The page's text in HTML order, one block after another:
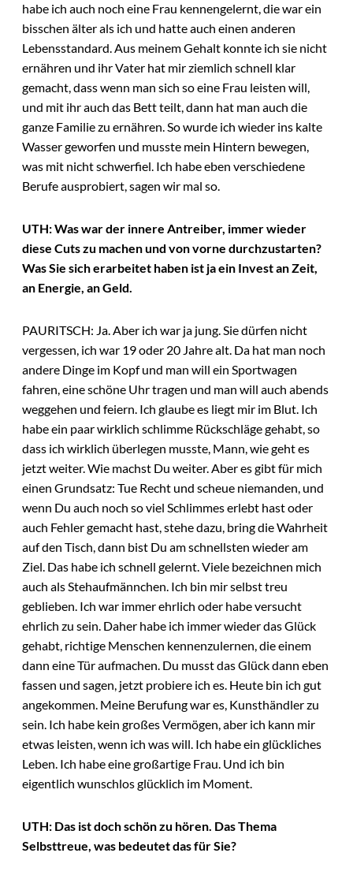
habe ich auch noch eine Frau kennengelernt, die war ein
bisschen älter als ich und hatte auch einen anderen
Lebensstandard. Aus meinem Gehalt konnte ich sie nicht
ernähren und ihr Vater hat mir ziemlich schnell klar
gemacht, dass wenn man sich so eine Frau leisten will,
und mit ihr auch das Bett teilt, dann hat man auch die
ganze Familie zu ernähren. So wurde ich wieder ins kalte
Wasser geworfen und musste mein Hintern bewegen,
was mit nicht schwerfiel. Ich habe eben verschiedene
Berufe ausprobiert, sagen wir mal so.
UTH: Was war der innere Antreiber, immer wieder
diese Cuts zu machen und von vorne durchzustarten?
Was Sie sich erarbeitet haben ist ja ein Invest an Zeit,
an Energie, an Geld.
PAURITSCH: Ja. Aber ich war ja jung. Sie dürfen nicht
vergessen, ich war 19 oder 20 Jahre alt. Da hat man noch
andere Dinge im Kopf und man will ein Sportwagen
fahren, eine schöne Uhr tragen und man will auch abends
weggehen und feiern. Ich glaube es liegt mir im Blut. Ich
habe ein paar wirklich schlimme Rückschläge gehabt, so
dass ich wirklich überlegen musste, Mann, wie geht es
jetzt weiter. Wie machst Du weiter. Aber es gibt für mich
einen Grundsatz: Tue Recht und scheue niemanden, und
wenn Du auch noch so viel Schlimmes erlebt hast oder
auch Fehler gemacht hast, stehe dazu, bring die Wahrheit
auf den Tisch, dann bist Du am schnellsten wieder am
Ziel. Das habe ich schnell gelernt. Viele bezeichnen mich
auch als Stehaufmännchen. Ich bin mir selbst treu
geblieben. Ich war immer ehrlich oder habe versucht
ehrlich zu sein. Daher habe ich immer wieder das Glück
gehabt, richtige Menschen kennenzulernen, die einem
dann eine Tür aufmachen. Du musst das Glück dann eben
fassen und sagen, jetzt probiere ich es. Heute bin ich gut
angekommen. Meine Berufung war es, Kunsthändler zu
sein. Ich habe kein großes Vermögen, aber ich kann mir
etwas leisten, wenn ich was will. Ich habe ein glückliches
Leben. Ich habe eine großartige Frau. Und ich bin
eigentlich wunschlos glücklich im Moment.
UTH: Das ist doch schön zu hören. Das Thema
Selbsttreue, was bedeutet das für Sie?